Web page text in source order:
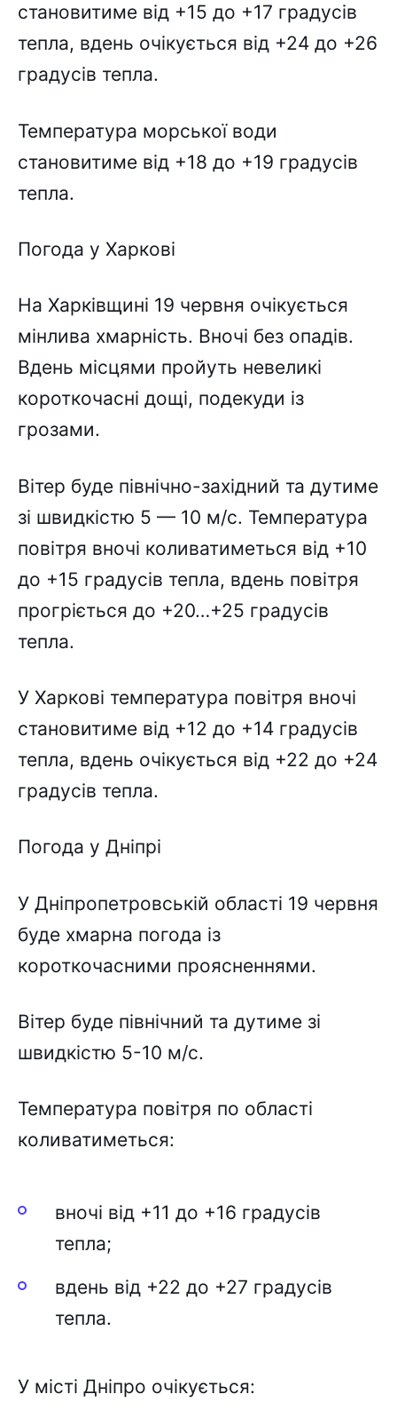
становитиме від +15 до +17 градусів
тепла, вдень очікується від +24 до +26
градусів тепла.
Температура морської води
становитиме від +18 до +19 градусів
тепла.
Погода у Харкові
На Харківщині 19 червня очікується
мінлива хмарність. Вночі без опадів.
Вдень місцями пройуть невеликі
короткочасні дощі, подекуди із
грозами.
Вітер буде північно-західний та дутиме
зі швидкістю 5 — 10 м/с. Температура
повітря вночі коливатиметься від +10
до +15 градусів тепла, вдень повітря
прогріється до +20…+25 градусів
тепла.
У Харкові температура повітря вночі
становитиме від +12 до +14 градусів
тепла, вдень очікується від +22 до +24
градусів тепла.
Погода у Дніпрі
У Дніпропетровській області 19 червня
буде хмарна погода із
короткочасними проясненнями.
Вітер буде північний та дутиме зі
швидкістю 5-10 м/с.
Температура повітря по області
коливатиметься:
вночі від +11 до +16 градусів
тепла;
вдень від +22 до +27 градусів
тепла.
У місті Дніпро очікується: